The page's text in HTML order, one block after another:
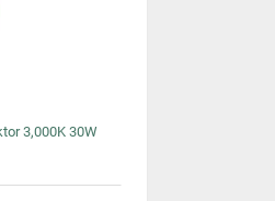
3,000K 30W